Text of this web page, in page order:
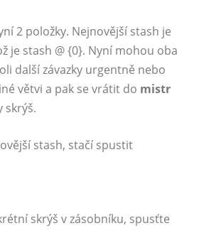
2 položky. Nejnovější stash je
je stash @ {0}. Nyní mohou oba
další závazky urgentně nebo
větvi a pak se vrátit do mistr
skrýš.
stash, stačí spustit
skrýš v zásobníku, spusťte